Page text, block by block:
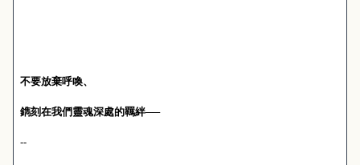
不要放棄呼喚、
鐫刻在我們靈魂深處的羈絆──
--